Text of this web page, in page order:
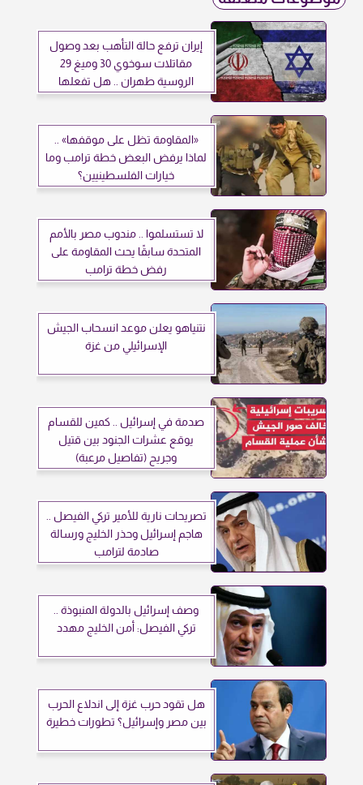
إيران ترفع حالة التأهب بعد وصول
مقاتلات سوخوي 30 وميغ 29
الروسية طهران .. هل تفعلها
«المقاومة تظل على موقفها» ..
لماذا يرفض البعض خطة ترامب وما
خيارات الفلسطينيين؟
لا تستسلموا .. مندوب مصر بالأمم
المتحدة سابقًا يحث المقاومة على
رفض خطة ترامب
نتنياهو يعلن موعد انسحاب الجيش
الإسرائيلي من غزة
صدمة في إسرائيل .. كمين للقسام
يوقع عشرات الجنود بين قتيل
وجريح (تفاصيل مرعبة)
تصريحات نارية للأمير تركي الفيصل ..
هاجم إسرائيل وحذر الخليج ورسالة
صادمة لترامب
وصف إسرائيل بالدولة المنبوذة ..
تركي الفيصل: أمن الخليج مهدد
هل تقود حرب غزة إلى اندلاع الحرب
بين مصر وإسرائيل؟ تطورات خطيرة